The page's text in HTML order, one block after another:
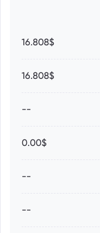
16.808$
16.808$
--
0.00$
--
--